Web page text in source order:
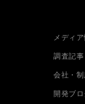
メディ
調査記事
会社・制
開発ブロ